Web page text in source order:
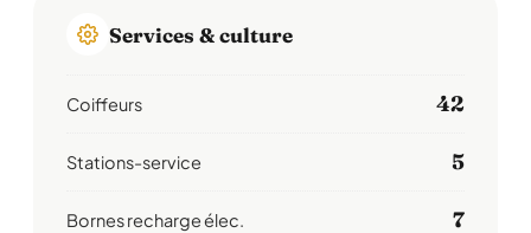
Services & culture
Coiffeurs 42
Stations-service 5
Bornes recharge élec. 7